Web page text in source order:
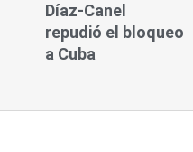
Díaz-Canel
repudió el bloqueo
a Cuba